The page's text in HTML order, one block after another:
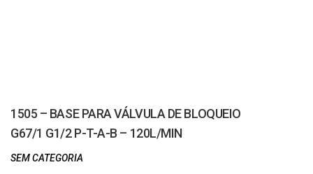
1505 – BASE PARA VÁLVULA DE BLOQUEIO
G67/1 G1/2 P-T-A-B – 120L/MIN
SEM CATEGORIA